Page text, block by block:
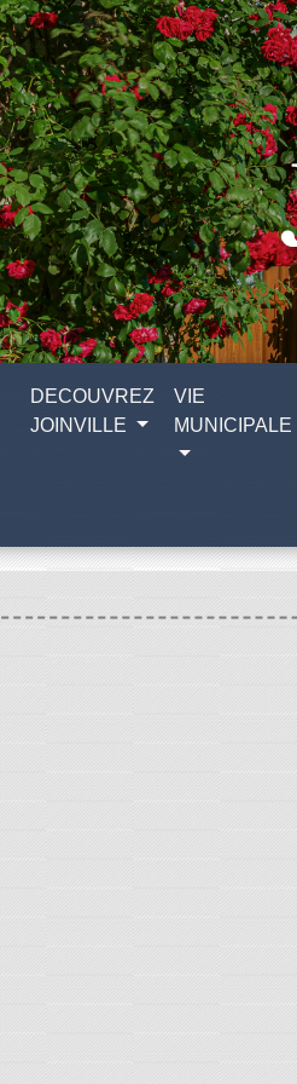
DECOUVREZ
JOINVILLE
VIE
MUNICIPALE